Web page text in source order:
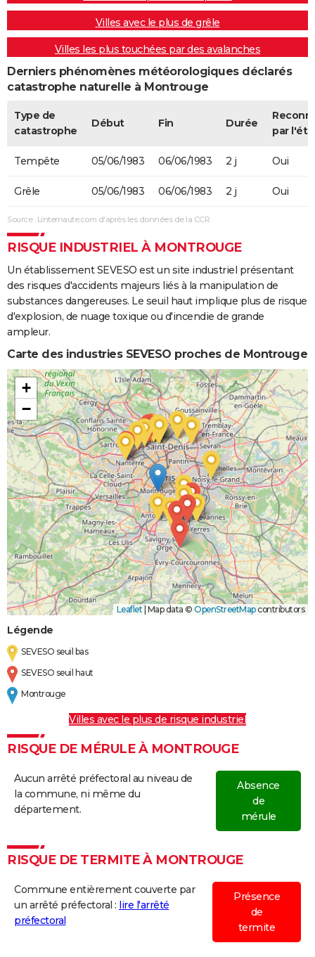
Villes avec le plus de grêle
Villes les plus touchées par des avalanches
Derniers phénomènes météorologiques déclarés
catastrophe naturelle à Montrouge
Type de
catastrophe
Début Fin Durée
par
Tempête 05/06/1983 06/06/1983 2 j Oui
Grêle 05/06/1983 06/06/1983 2 j Oui
Source : Linternaute.com d'après les données de la CCR
RISQUE INDUSTRIEL À MONTROUGE
Un établissement SEVESO est un site industriel présentant
des risques d'accidents majeurs liés à la manipulation de
substances dangereuses. Le seuil haut implique plus de risque
d'explosion, de nuage toxique ou d'incendie de grande
ampleur.
Carte des industries SEVESO proches de Montrouge
+
−
Leaflet Map data © OpenStreetMapcontributors
Légende
SEVESO seuil bas
SEVESO seuil haut
Montrouge
Villes avec le plus de risque industriel
RISQUE DE MÉRULE À MONTROUGE
Aucun arrêté préfectoral au niveau de
la commune, ni même du
département.
Absence
de
mérule
RISQUE DE TERMITE À MONTROUGE
Commune entièrement couverte par
un arrêté préfectoral : lire l'arrêté
préfectoral
Présence
de
termite